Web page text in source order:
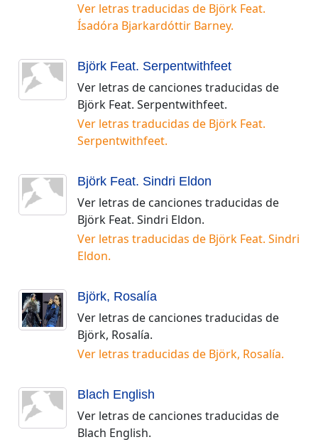
Ver letras traducidas de Björk Feat.
Ísadóra Bjarkardóttir Barney.
Björk Feat. Serpentwithfeet
Ver letras de canciones traducidas de
Björk Feat. Serpentwithfeet.
Ver letras traducidas de Björk Feat.
Serpentwithfeet.
Björk Feat. Sindri Eldon
Ver letras de canciones traducidas de
Björk Feat. Sindri Eldon.
Ver letras traducidas de Björk Feat. Sindri
Eldon.
Björk, Rosalía
Ver letras de canciones traducidas de
Björk, Rosalía.
Ver letras traducidas de Björk, Rosalía.
Blach English
Ver letras de canciones traducidas de
Blach English.